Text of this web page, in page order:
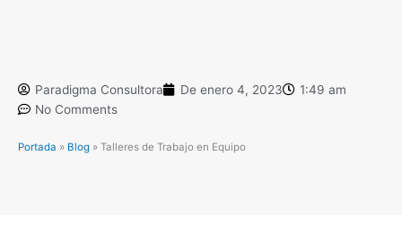
Paradigma Consultora De enero 4, 2023
1:49 am
No Comments
Portada » Blog » Talleres de Trabajo en Equipo